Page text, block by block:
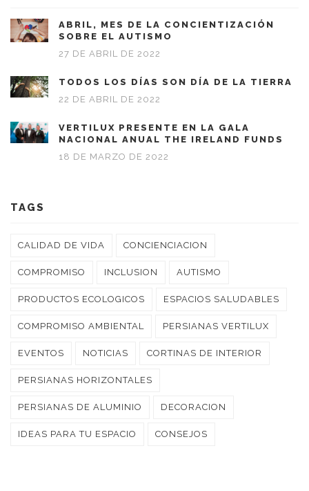
ABRIL, MES DE LA CONCIENTIZACIÓN
SOBRE EL AUTISMO
27 DE ABRIL DE 2022
TODOS LOS DÍAS SON DÍA DE LA TIERRA
22 DE ABRIL DE 2022
VERTILUX PRESENTE EN LA GALA
NACIONAL ANUAL THE IRELAND FUNDS
18 DE MARZO DE 2022
TAGS
CALIDAD DE VIDA CONCIENCIACION
COMPROMISO INCLUSION AUTISMO
PRODUCTOS ECOLOGICOS ESPACIOS SALUDABLES
COMPROMISO AMBIENTAL PERSIANAS VERTILUX
EVENTOS NOTICIAS CORTINAS DE INTERIOR
PERSIANAS HORIZONTALES
PERSIANAS DE ALUMINIO DECORACION
IDEAS PARA TU ESPACIO CONSEJOS